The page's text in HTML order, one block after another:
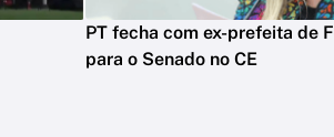
PT fecha com ex-prefeita de
para o Senado no CE